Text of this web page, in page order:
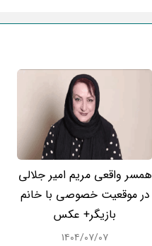
همسر واقعی مریم امیر جلالی
در موقعیت خصوصی با خانم
بازیگر+ عکس
۱۴۰۴/۰۷/۰۷